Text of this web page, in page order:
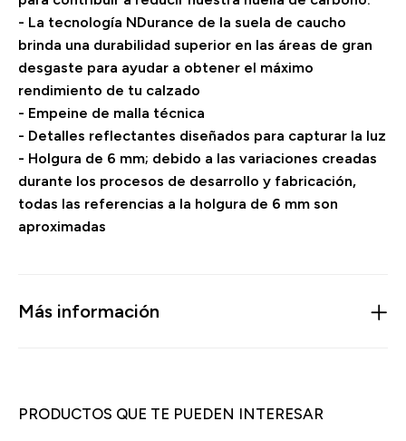
- La tecnología NDurance de la suela de caucho
brinda una durabilidad superior en las áreas de gran
desgaste para ayudar a obtener el máximo
rendimiento de tu calzado
- Empeine de malla técnica
- Detalles reflectantes diseñados para capturar la luz
- Holgura de 6 mm; debido a las variaciones creadas
durante los procesos de desarrollo y fabricación,
todas las referencias a la holgura de 6 mm son
aproximadas
Más información
PRODUCTOS QUE TE PUEDEN INTERESAR